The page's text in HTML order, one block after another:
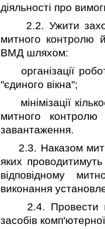
дiяльностi про
2.2. Ужити
митного контролю
ВМД шляхом:
органiзацiї
"єдиного вiкна";
мiнiмiзацiї
митного
завантаження.
2.3. Наказом
яких
вiдповiдному
виконання
2.4. Провести
засобiв